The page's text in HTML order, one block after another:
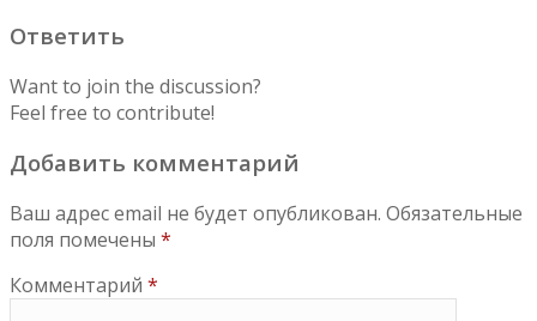
Ответить
Want to join the discussion?
Feel free to contribute!
Добавить комментарий
Ваш адрес email не будет опубликован. Обязательные
поля помечены *
Комментарий *